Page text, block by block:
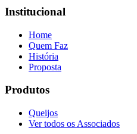
Institucional
Home
Quem Faz
História
Proposta
Produtos
Queijos
Ver todos os Associados